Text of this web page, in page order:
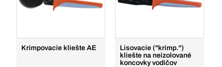
Krimpovacie kliešte AE
Lisovacie ("krimp.")
kliešte na neizolované
koncovky vodičov